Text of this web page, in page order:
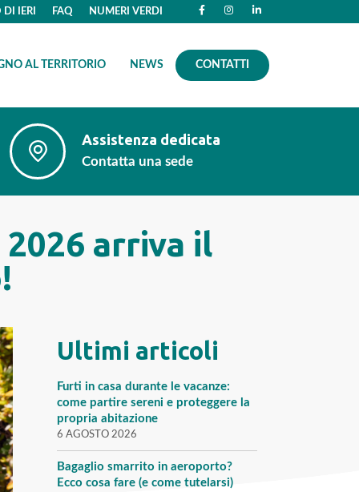
IERI FAQ NUMERI VERDI
AL TERRITORIO NEWS CONTATTI
Assistenza dedicata
Contatta una sede
arriva il
Ultimi articoli
Furti in casa durante le vacanze:
come partire sereni e proteggere la
propria abitazione
6 AGOSTO 2026
Bagaglio smarrito in aeroporto?
Ecco cosa fare (e come tutelarsi)